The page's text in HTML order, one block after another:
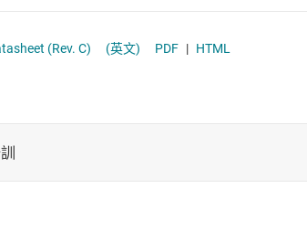
datasheet (Rev. C) (英文) PDF | HTML